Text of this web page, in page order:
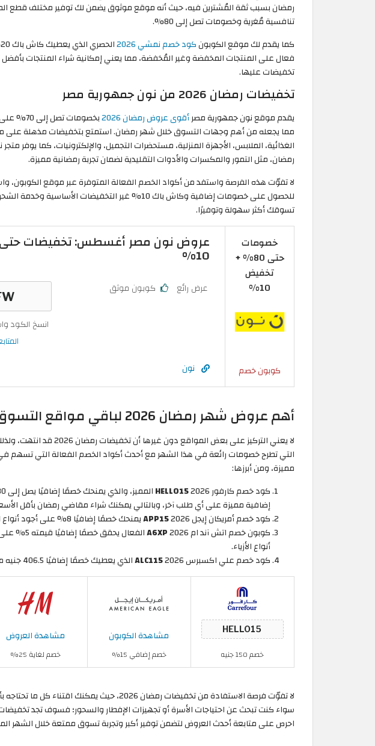
رمضان بسبب ثقة المُشترين فيه، حيث أنه موقع موثوق يضمن لك توفير مختلف قطع
تنافسية مُغرية وخصومات تصل إلى 80%.
كما يقدم لك موقع الكوبونكود خصم نمشي 2026
فعال على المنتجات المخفضة وغير المُخفضة، مما يعني إمكانية شراء المنتجات
تخفيضات عليها.
تخفيضات رمضان 2026 من نون جمهورية مصر
يقدم موقع نون جمهورية مصرأقوى عروض رمضان 2026
بخصومات
مما يجعله من أهم وجهات التسوق خلال شهر رمضان. استمتع بتخفيضات مذهلة على
الغذائية، الملابس، الأجهزة المنزلية، مستحضرات التجميل، والإلكترونيات، كما
رمضان، مثل التمور والمكسرات والأدوات التقليدية لضمان تجربة رمضانية مميزة.
لا تفوّت هذه الفرصة واستفد من أكواد الخصم الفعالة المتوفرة عبر موقع الكوبون،
للحصول على خصومات إضافية وكاش باك 10% غير التخفيضات
تسوقك أكثر سهولة وتوفيرًا.
خصومات
حتى 80% +
تخفيض
10%
كوبون خصم
10%
عرض رائع كوبون موثق
انسخ الكود
نون
أهم عروض شهر رمضان 2026 لباقي مواقع التسوق الالكترونية
لا يعني التركيز على بعض المواقع
التي تطرح خصومات رائعة في هذا الشهر مع أحدث أكواد الخصم الفعالة التي تسهم في
مميزة، ومن أبرزها:
كود خصم كارفور 2026
HELLO15
إضافية مميزة على أي طلب آخر، وبالتالي يمكنك شراء مقاضي رمضان بأقل
كود خصم أمريكان إيجل 2026
APP15يمنحك خصمًا إضافيًا 8% على أجود أنواع الملابس.
كوبون خصم اتش آند ام 2026
A6XP
الفعال
أنواع الأزياء.
كود خصم علي اكسبرس 2026
ALC115الذي يعطيك خصمًا إضافيًا 406.5 جنيه مصري على جميع المنتجات.
خصم 150 جنيه
مشاهدة الكوبون
خصم إضافي 15%
مشاهدة العروض
خصم لغاية 25%
لا تفوّت فرصة الاستفادة من تخفيضات رمضان 2026، حيث
سواء كنت تبحث عن احتياجات الأسرة أو تجهيزات الإفطار والسحور؛ فسوف تجد
احرص على متابعة أحدث العروض لتضمن توفير أكبر وتجربة تسوق ممتعة خلال الشهر